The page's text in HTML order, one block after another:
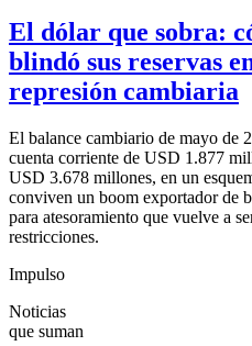
El dólar que sobra:
blindó sus reservas
represión cambiaria
El balance cambiario de mayo de
cuenta corriente de USD 1.877
USD 3.678 millones, en un
conviven un boom exportador de
para atesoramiento que vuelve a
restricciones.
Impulso
Noticias
que suman